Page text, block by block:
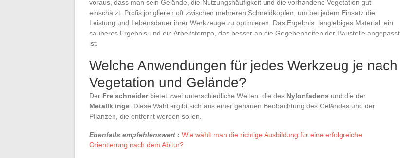
voraus, dass man sein Gelände, die Nutzungshäufigkeit und die vorhandene Vegetation gut
einschätzt. Profis jonglieren oft zwischen mehreren Schneidköpfen, um bei jedem Einsatz die
Leistung und Lebensdauer ihrer Werkzeuge zu optimieren. Das Ergebnis: langlebiges Material, ein
sauberes Ergebnis und ein Arbeitstempo, das besser an die Gegebenheiten der Baustelle angepasst
ist.
Welche Anwendungen für jedes Werkzeug je nach
Vegetation und Gelände?
Der Freischneiderbietet zwei unterschiedliche Welten: die des Nylonfadens und die der
Metallklinge . Diese Wahl ergibt sich aus einer genauen Beobachtung des Geländes und der
Pflanzen, die entfernt werden sollen.
Ebenfalls empfehlenswert : Wie wählt man die richtige Ausbildung für eine erfolgreiche
Orientierung nach dem Abitur?